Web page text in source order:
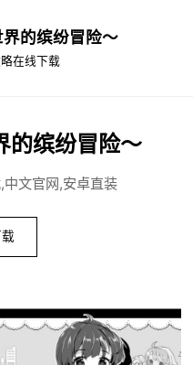
的缤纷冒险～
在线下载
的缤纷冒险～
文官网,安卓直装